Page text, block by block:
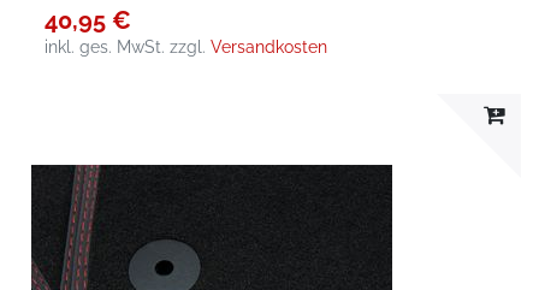
40,95 €
inkl. ges. MwSt. zzgl.Versandkosten